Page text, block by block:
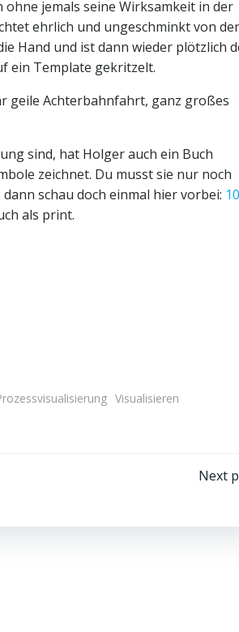
jemals seine Wirksamkeit in der
ehrlich und ungeschminkt von der
Hand und ist dann wieder plötzlich
ein Template gekritzelt.
geile Achterbahnfahrt, ganz großes
sind, hat Holger auch ein Buch
zeichnet. Du musst sie nur noch
schau doch einmal hier vorbei:
als print.
Visualisieren
Next